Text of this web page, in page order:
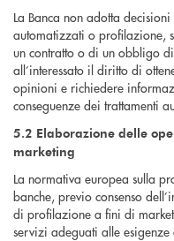
La Banca non adotta
automatizzati o profilazione,
un contratto o di un obbligo
all’interessato il diritto di
opinioni e richiedere
conseguenze dei trattamenti
5.2 Elaborazione delle
marketing
La normativa europea sulla
banche, previo consenso
di profilazione a fini di
servizi adeguati alle esigenze